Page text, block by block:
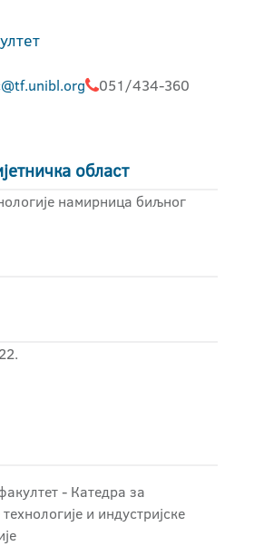
051/434-360
област
намирница биљног
- Катедра за
и индустријске